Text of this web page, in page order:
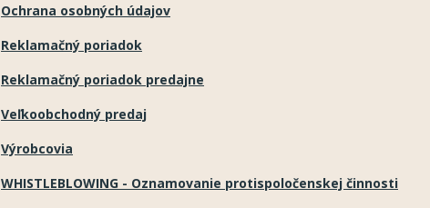
Ochrana osobných údajov
Reklamačný poriadok
Reklamačný poriadok predajne
Veľkoobchodný predaj
Výrobcovia
WHISTLEBLOWING - Oznamovanie protispoločenskej činnosti